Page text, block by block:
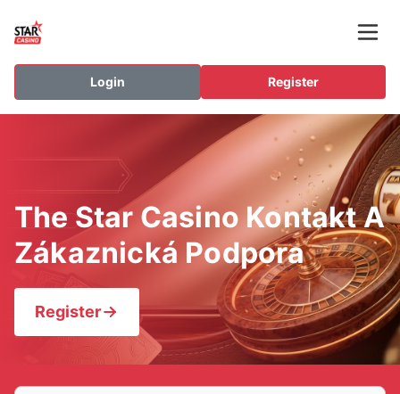
Login Register
The Star Casino Kontakt A
Zákaznická Podpora
Register